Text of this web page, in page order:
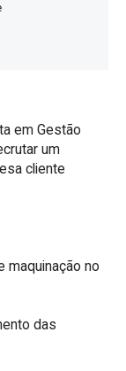
em Gestão
um
cliente
maquinação no
das